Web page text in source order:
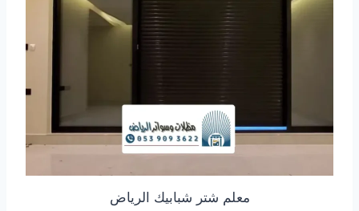
معلم شتر شبابيك الرياض